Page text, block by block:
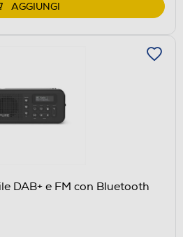
AGGIUNGI
DAB+ e FM con Bluetooth